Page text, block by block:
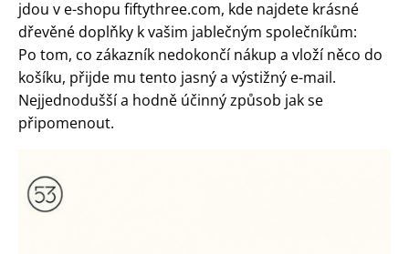
jdou v e-shopu fiftythree.com, kde najdete krásné
dřevěné doplňky k vašim jablečným společníkům:
Po tom, co zákazník nedokončí nákup a vloží něco do
košíku, přijde mu tento jasný a výstižný e-mail.
Nejjednodušší a hodně účinný způsob jak se
připomenout.